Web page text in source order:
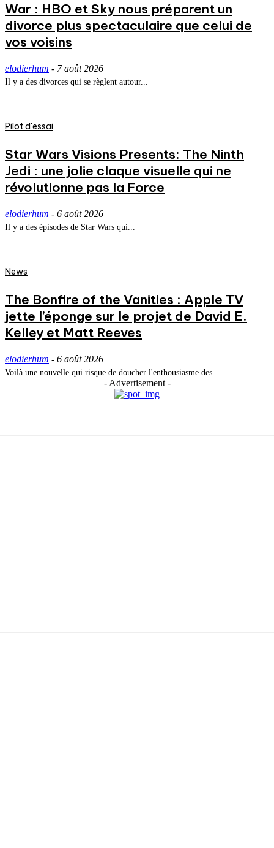
War : HBO et Sky nous préparent un
divorce plus spectaculaire que celui de
vos voisins
elodierhum - 7 août 2026
Il y a des divorces qui se règlent autour...
Pilot d'essai
Star Wars Visions Presents: The Ninth
Jedi : une jolie claque visuelle qui ne
révolutionne pas la Force
elodierhum - 6 août 2026
Il y a des épisodes de Star Wars qui...
News
The Bonfire of the Vanities : Apple TV
jette l’éponge sur le projet de David E.
Kelley et Matt Reeves
elodierhum - 6 août 2026
Voilà une nouvelle qui risque de doucher l'enthousiasme des...
- Advertisement -